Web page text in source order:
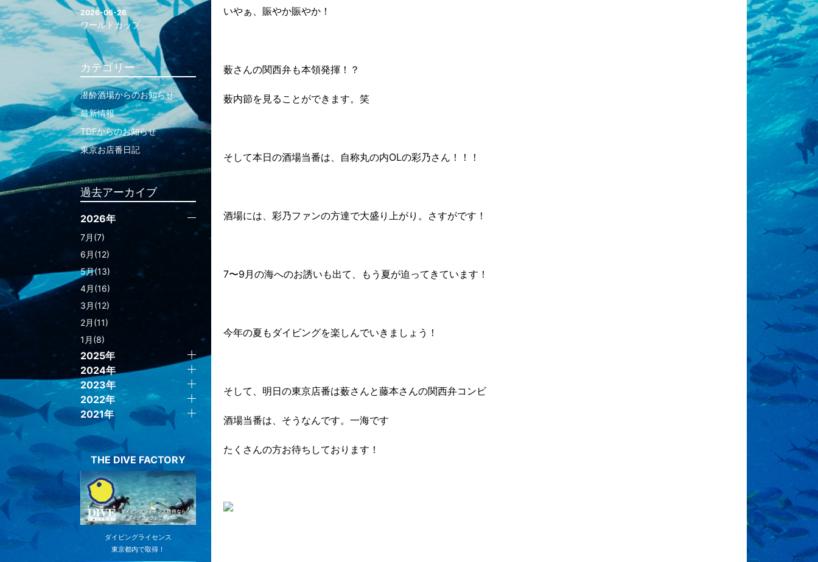
いやぁ、賑やか賑やか！
薮さんの関西弁も本領発揮！？
薮内節を見ることができます。笑
そして本日の酒場当番は、自称丸の内OLの彩乃さん！！！
酒場には、彩乃ファンの方達で大盛り上がり。さすがです！
7〜9月の海へのお誘いも出て、もう夏が迫ってきています！
今年の夏もダイビングを楽しんでいきましょう！
そして、明日の東京店番は薮さんと藤本さんの関西弁コンビ
酒場当番は、そうなんです。一海です
たくさんの方お待ちしております！
2026-06-26
ワールドカップ
カテゴリー
潜酔酒場からのお知らせ
最新情報
TDFからのお知らせ
東京お店番日記
過去アーカイブ
2026年
7月(7)
6月(12)
5月(13)
4月(16)
3月(12)
2月(11)
1月(8)
2025年
2024年
2023年
2022年
2021年
THE DIVE FACTORY
ダイビングライセンス
東京都内で取得！